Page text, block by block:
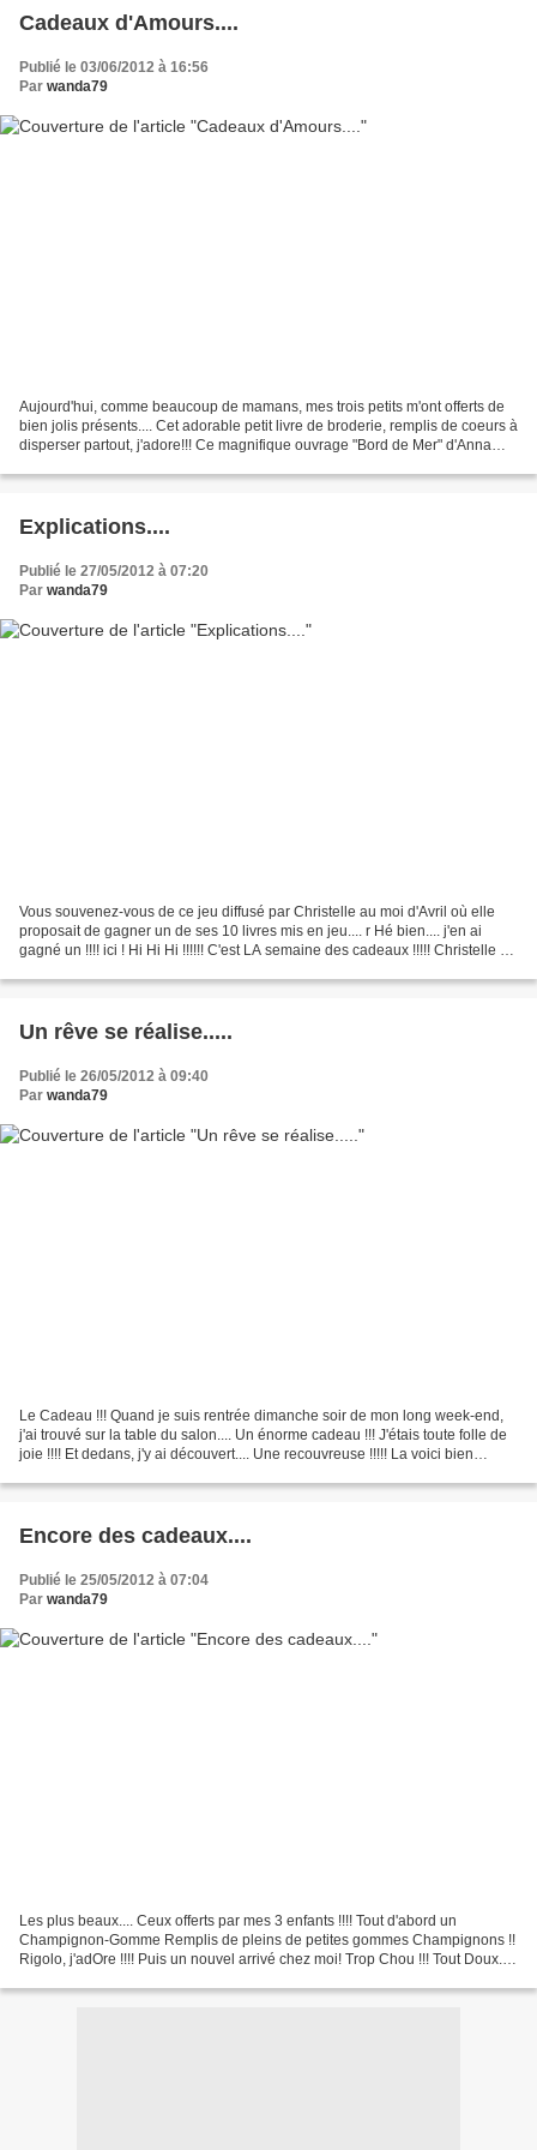
Cadeaux d'Amours....
Publié le 03/06/2012 à 16:56
Par wanda79
Aujourd'hui, comme beaucoup de mamans, mes trois petits m'ont offerts de
bien jolis présents.... Cet adorable petit livre de broderie, remplis de coeurs à
disperser partout, j'adore!!! Ce magnifique ouvrage "Bord de Mer" d'Anna
Explications....
Publié le 27/05/2012 à 07:20
Par wanda79
Vous souvenez-vous de ce jeu diffusé par Christelle au moi d'Avril où elle
proposait de gagner un de ses 10 livres mis en jeu.... r Hé bien.... j'en ai
gagné un !!!! ici ! Hi Hi Hi !!!!!! C'est LA semaine des cadeaux !!!!! Christelle a
Un rêve se réalise.....
Publié le 26/05/2012 à 09:40
Par wanda79
Le Cadeau !!! Quand je suis rentrée dimanche soir de mon long week-end,
j'ai trouvé sur la table du salon.... Un énorme cadeau !!! J'étais toute folle de
joie !!!! Et dedans, j'y ai découvert.... Une recouvreuse !!!!! La voici bien
Encore des cadeaux....
Publié le 25/05/2012 à 07:04
Par wanda79
Les plus beaux.... Ceux offerts par mes 3 enfants !!!! Tout d'abord un
Champignon-Gomme Remplis de pleins de petites gommes Champignons !!
Rigolo, j'adOre !!!! Puis un nouvel arrivé chez moi! Trop Chou !!! Tout Doux...